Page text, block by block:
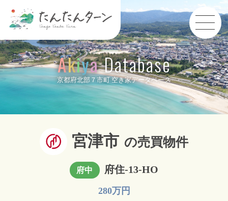
AkiyaDatabase
京都府北部７市町 空き家データベース
宮津市 の売買物件
府中 府住-13-HO
280万円